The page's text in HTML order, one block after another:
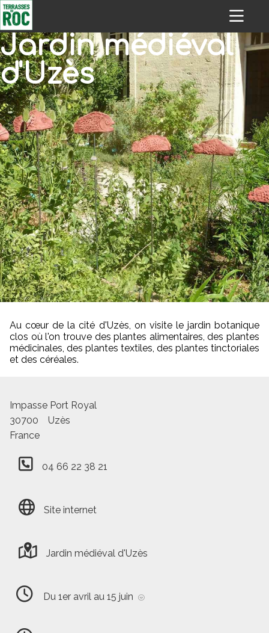
Jardin médiéval
d'Uzès
Au cœur de la cité d'Uzès, on visite le jardin botanique
clos où l'on trouve des plantes alimentaires, des plantes
médicinales, des plantes textiles, des plantes tinctoriales
et des céréales.
Impasse Port Royal
30700
Uzès
France
04 66 22 38 21
Site internet
Jardin médiéval d'Uzès
Du 1er avril au 15 juin